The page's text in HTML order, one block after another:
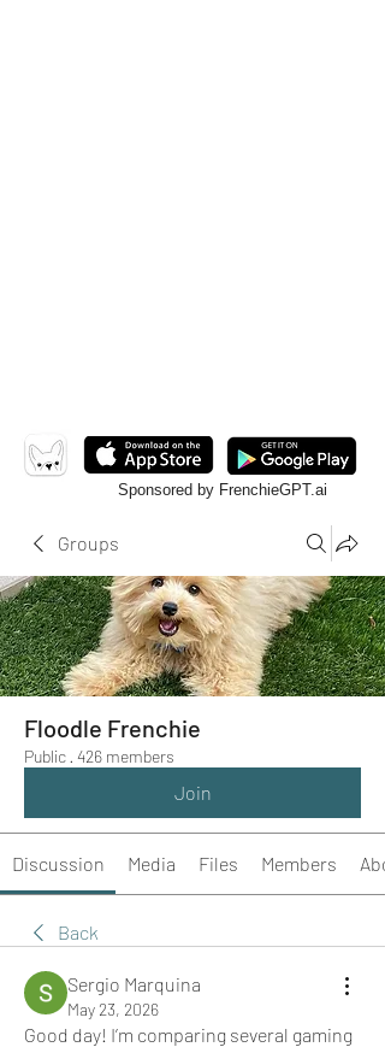
Sponsored by FrenchieGPT.ai
Groups
Floodle Frenchie
Public · 426 members
Join
Discussion Media Files Members
Back
Sergio Marquina
May 23, 2026
Good day! I’m comparing several gaming